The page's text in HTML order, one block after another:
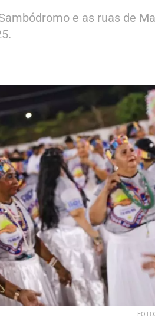
e as ruas de